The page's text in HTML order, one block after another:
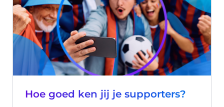
vorm van een slimme chatbot.
Hoe goed ken jij je supporters?